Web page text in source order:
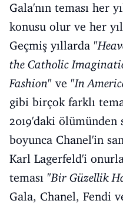
Gala'nın teması her
konusu olur ve her
Geçmiş yıllarda "
the Catholic
Fashion" ve "In
gibi birçok farklı
2019'daki ölümünden
boyunca Chanel'in
Karl Lagerfeld'i
teması "Bir Güzellik
Gala, Chanel, Fendi